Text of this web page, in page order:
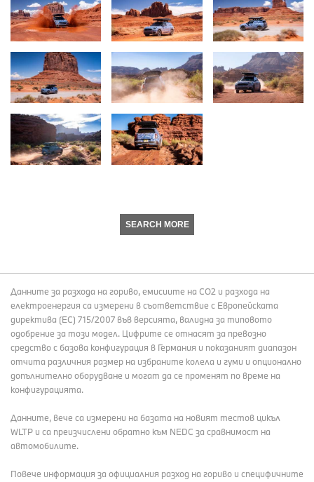
SEARCH MORE
Данните за разхода на гориво, емисиите на СО2 и разхода на
електроенергия са измерени в съответствие с Европейската
директива (EC) 715/2007 във версията, валидна за типовото
одобрение за този модел. Цифрите се отнасят за превозно
средство с базова конфигурация в Германия и показаният диапазон
отчита различния размер на избраните колела и гуми и опционално
допълнително оборудване и могат да се променят по време на
конфигурацията.
Данните, вече са измерени на базата на новият тестов цикъл
WLTP и са преизчислени обратно към NEDC за сравнимост на
автомобилите.
Повече информация за официалния разход на гориво и специфичните